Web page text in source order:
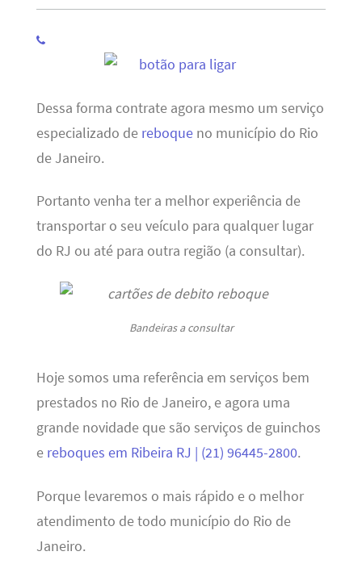
Dessa forma contrate agora mesmo um serviço
especializado de reboqueno município do Rio
de Janeiro.
Portanto venha ter a melhor experiência de
transportar o seu veículo para qualquer lugar
do RJ ou até para outra região (a consultar).
Bandeiras a consultar
Hoje somos uma referência em serviços bem
prestados no Rio de Janeiro, e agora uma
grande novidade que são serviços de guinchos
e reboques em Ribeira RJ | (21) 96445-2800.
Porque levaremos o mais rápido e o melhor
atendimento de todo município do Rio de
Janeiro.